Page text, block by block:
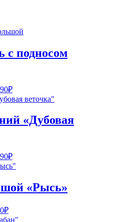
с подносом
₽
«Дубовая
₽
«Рысь»
₽